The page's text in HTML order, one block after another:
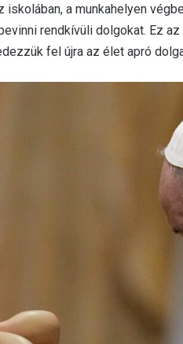
iskolában, a munkahelyen
rendkívüli dolgokat. Ez
fel újra az élet apró